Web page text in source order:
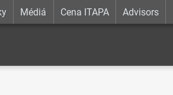
Médiá Cena ITAPA Advisors